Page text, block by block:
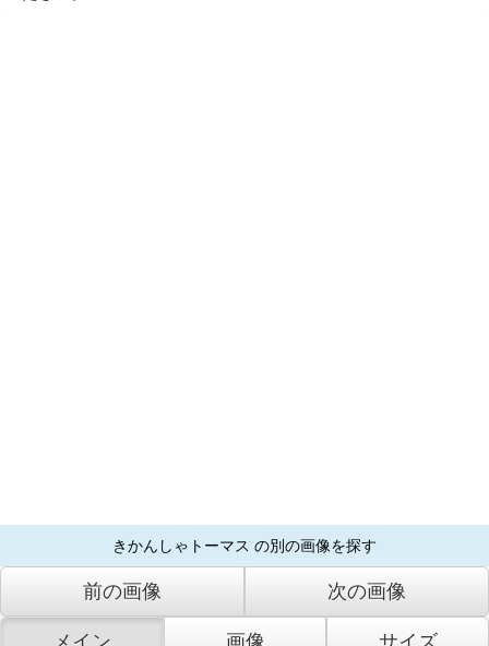
きかんしゃトーマス の別の画像を探す
前の画像 次の画像
メイン 画像 サイズ